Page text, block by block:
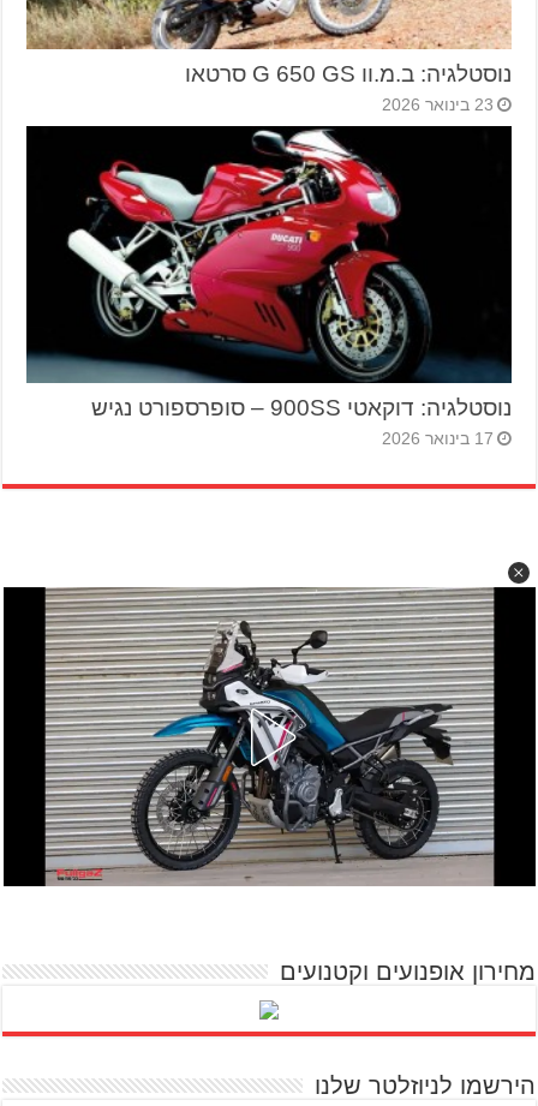
נוסטלגיה: ב.מ.וו G 650 GS סרטאו
23 בינואר 2026
נוסטלגיה: דוקאטי 900SS – סופרספורט נגיש
17 בינואר 2026
מחירון אופנועים וקטנועים
הירשמו לניוזלטר שלנו